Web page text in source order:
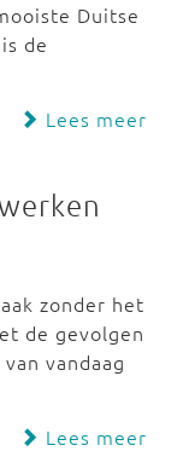
Duitse
de
Lees meer
zonder het
de gevolgen
vandaag
Lees meer